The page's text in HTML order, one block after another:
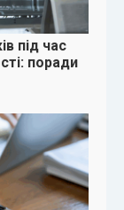
під час
поради